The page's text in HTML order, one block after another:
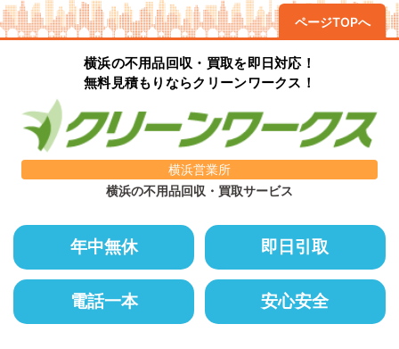
ページTOPへ
横浜の不用品回収・買取を即日対応！
無料見積もりならクリーンワークス！
横浜営業所
横浜の不用品回収・買取サービス
年中無休 即日引取
電話一本 安心安全